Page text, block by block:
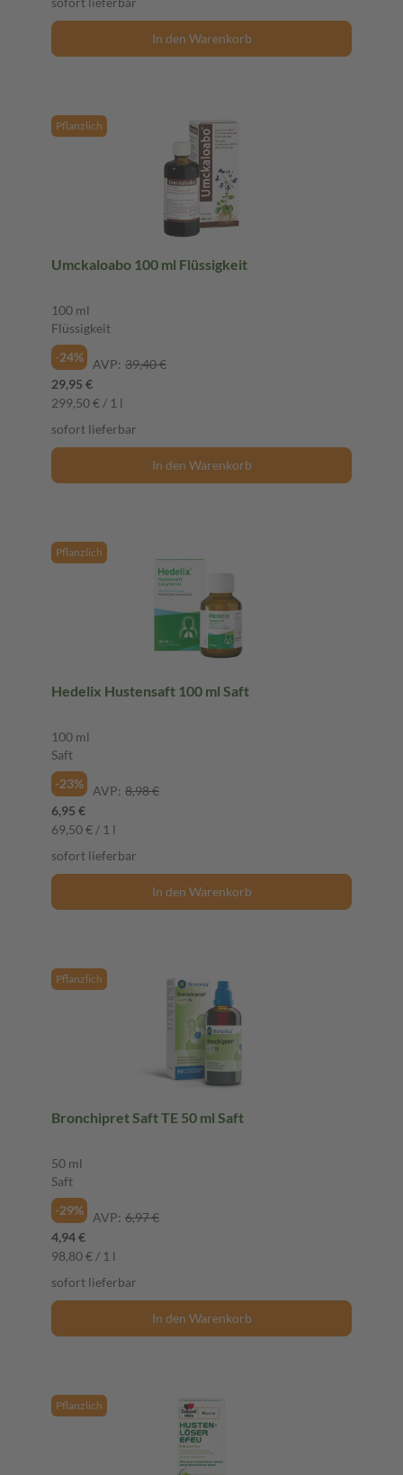
In den Warenkorb
Pflanzlich
Umckaloabo 100 ml Flüssigkeit
100 ml
Flüssigkeit
-24%
AVP: 39,40 €
29,95 €
299,50 € / 1 l
sofort lieferbar
In den Warenkorb
Pflanzlich
Hedelix Hustensaft 100 ml Saft
100 ml
Saft
-23%
AVP: 8,98 €
6,95 €
69,50 € / 1 l
sofort lieferbar
In den Warenkorb
Pflanzlich
Bronchipret Saft TE 50 ml Saft
50 ml
Saft
-29%
AVP: 6,97 €
4,94 €
98,80 € / 1 l
sofort lieferbar
In den Warenkorb
Pflanzlich